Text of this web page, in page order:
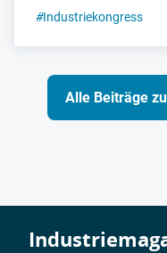
#Industriekongress
Alle Beiträge